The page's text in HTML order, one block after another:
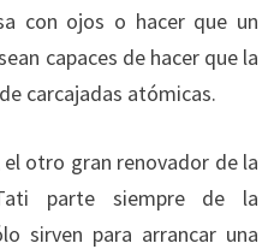
con ojos o hacer que un
capaces de hacer que la
carcajadas atómicas.
otro gran renovador de la
parte siempre de la
sirven para arrancar una